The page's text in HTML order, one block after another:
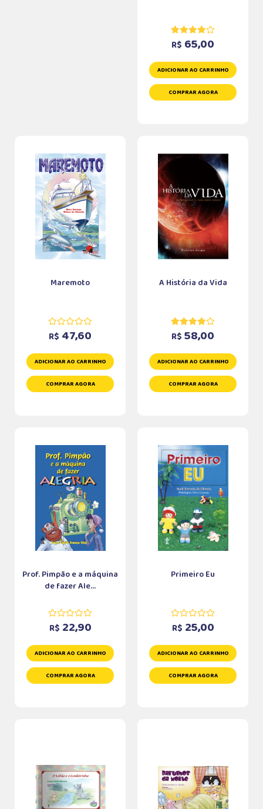
R$ 65,00
ADICIONAR AO CARRINHO
COMPRAR AGORA
Maremoto
R$ 47,60
ADICIONAR AO CARRINHO
COMPRAR AGORA
A História da Vida
R$ 58,00
ADICIONAR AO CARRINHO
COMPRAR AGORA
Prof. Pimpão e a máquina
de fazer Ale...
R$ 22,90
ADICIONAR AO CARRINHO
COMPRAR AGORA
Primeiro Eu
R$ 25,00
ADICIONAR AO CARRINHO
COMPRAR AGORA